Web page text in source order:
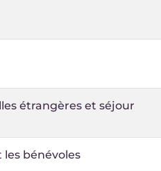
étrangères et séjour
bénévoles